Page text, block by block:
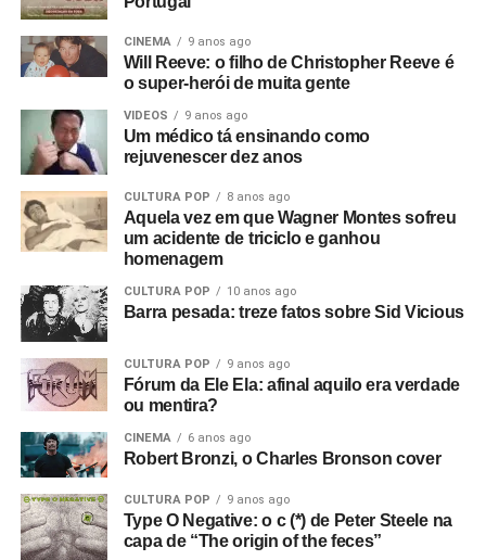
Ricardo Schott é jornalista, radialista, editor e principal
colaborador do POP FANTASMA.
Foto: Reprodução Internet
uma banda nova chamada Warsaw e me perguntou se eu
queria ir vê-los no The Factory”.
Fui vê-los no antigo Russell Club e eles foram
absolutamente incríveis; me arrepiaram. Quis fazer algo
com eles naquele instante. Fui falar com o dono da loja
de discos local e contei a ele sobre o clube Bowden Vale
em Altrincham, onde eu tinha visto inúmeras bandas em
1963-64, e disse que ele deveria voltar a promover
shows.
Mais tarde, apresentei-o ao Rob, que tinha um monte de
cópias do primeiro EP da banda que sobraram. Eles
estavam sem dinheiro, então venderam tudo para o dono
da loja de discos, e ele as colocou para tocar em Bowden
Vale. E era isso que eu queria desde o início, sabe? Eu
equipamentos e fiz tudo.
Com que equipamento você filmou?
setenta e duas libras, o que eu achei um absurdo!(risos)
Filmei com uma câmera de cinema Hannimex baratinha,
CINEMA 9 anos ago
Will Reeve: o filho de Christopher Reeve é
o super-herói de muita gente
VIDEOS 9 anos ago
Um médico tá ensinando como
rejuvenescer dez anos
CULTURA POP 8 anos ago
Aquela vez em que Wagner Montes sofreu
um acidente de triciclo e ganhou
homenagem
CULTURA POP 10 anos ago
Barra pesada: treze fatos sobre Sid Vicious
CULTURA POP 9 anos ago
Fórum da Ele Ela: afinal aquilo era verdade
ou mentira?
CINEMA 6 anos ago
Robert Bronzi, o Charles Bronson cover
CULTURA POP 9 anos ago
Type O Negative: o c (*) de Peter Steele na
capa de “The origin of the feces”